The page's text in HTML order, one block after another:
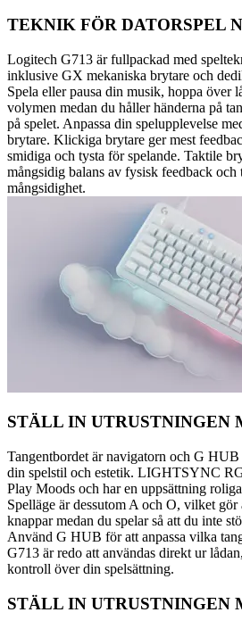
TEKNIK FÖR DATORSPEL
Logitech G713 är fullpackad med
inklusive GX mekaniska brytare och
Spela eller pausa din musik, hoppa över
volymen medan du håller händerna på
på spelet. Anpassa din spelupplevelse
brytare. Klickiga brytare ger mest
smidiga och tysta för spelande. Taktile
mångsidig balans av fysisk feedback
mångsidighet.
STÄLL IN UTRUSTNINGEN
Tangentbordet är navigatorn och G
din spelstil och estetik. LIGHTSYNC
Play Moods och har en uppsättning
Spelläge är dessutom A och O, vilket gör
knappar medan du spelar så att du inte
Använd G HUB för att anpassa vilka
G713 är redo att användas direkt ur
kontroll över din spelsättning.
STÄLL IN UTRUSTNINGEN